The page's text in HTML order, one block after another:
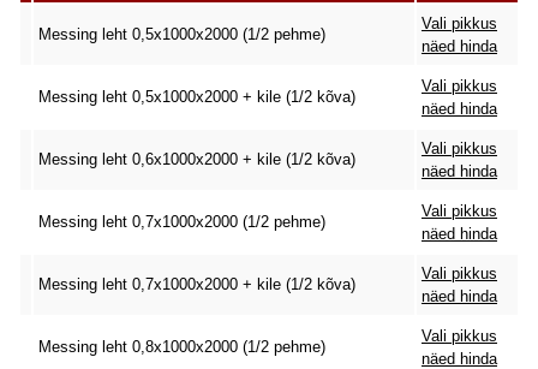
Messing leht 0,5x1000x2000 (1/2 pehme)
Vali pikkus
näed hinda
Messing leht 0,5x1000x2000 + kile (1/2 kõva)
Vali pikkus
näed hinda
Messing leht 0,6x1000x2000 + kile (1/2 kõva)
Vali pikkus
näed hinda
Messing leht 0,7x1000x2000 (1/2 pehme)
Vali pikkus
näed hinda
Messing leht 0,7x1000x2000 + kile (1/2 kõva)
Vali pikkus
näed hinda
Messing leht 0,8x1000x2000 (1/2 pehme)
Vali pikkus
näed hinda